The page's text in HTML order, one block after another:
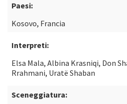
Paesi:
Kosovo, Francia
Interpreti:
Elsa Mala, Albina Krasniqi, Don
Rrahmani, Uratë Shaban
Sceneggiatura: